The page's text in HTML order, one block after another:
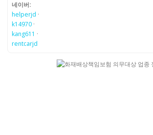
네이버:
helperjd ·
k14970 ·
kang611 ·
rentcarjd